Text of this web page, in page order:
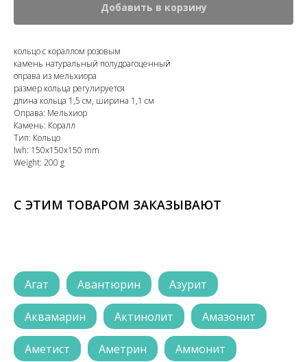
Добавить в корзину
кольцо с кораллом розовым
камень натуральный полудрагоценный
оправа из мельхиора
размер кольца регулируется
длина кольца 1,5 см, ширина 1,1 см
Оправа: Мельхиор
Камень: Коралл
Тип: Кольцо
lwh: 150x150x150 mm
Weight: 200 g
С ЭТИМ ТОВАРОМ ЗАКАЗЫВАЮТ
Агат Авантюрин Азурит
Аквамарин Актинолит Амазонит
Аметист Аметрин Аммонит